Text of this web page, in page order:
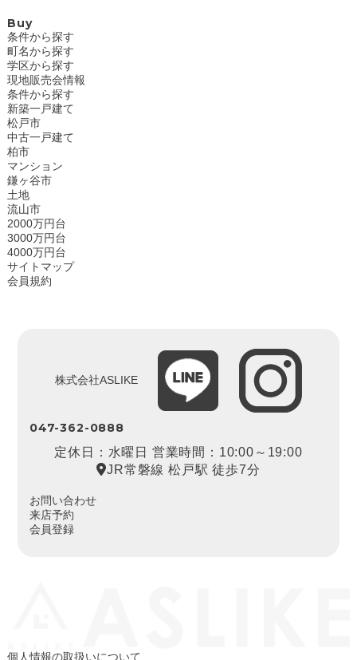
Buy
条件から探す
町名から探す
学区から探す
現地販売会情報
条件から探す
新築一戸建て
松戸市
中古一戸建て
柏市
マンション
鎌ヶ谷市
土地
流山市
2000万円台
3000万円台
4000万円台
サイトマップ
会員規約
株式会社ASLIKE
047-362-0888
定休日：水曜日 営業時間：10:00～19:00
JR常磐線 松戸駅 徒歩7分
お問い合わせ
来店予約
会員登録
個人情報の取扱いについて